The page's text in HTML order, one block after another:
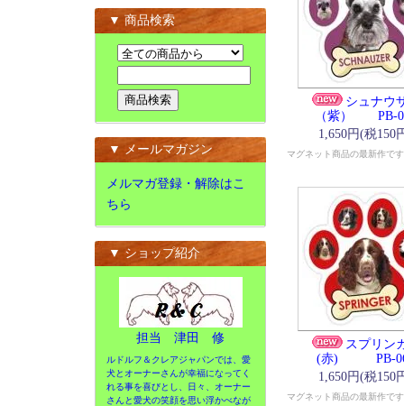
▼ 商品検索
▼ メールマガジン
メルマガ登録・解除はこ
ちら
▼ ショップ紹介
担当 津田 修
ルドルフ＆クレアジャパンでは、愛
犬とオーナーさんが幸福になってく
れる事を喜びとし、日々、オーナー
さんと愛犬の笑顔を思い浮かべなが
シュナウ
（紫） PB-
1,650円(税150
マグネット商品の最新作です
スプリン
(赤) PB-
1,650円(税150
マグネット商品の最新作です